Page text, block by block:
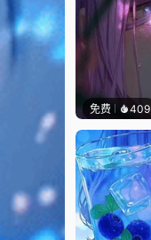
免费 409